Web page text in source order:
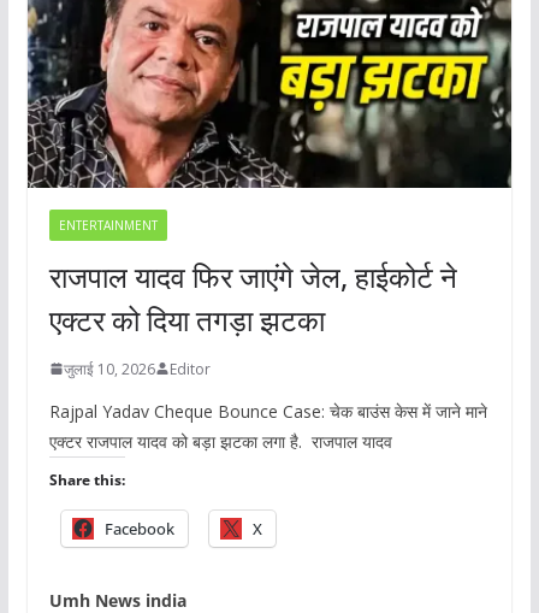
ENTERTAINMENT
राजपाल यादव फिर जाएंगे जेल, हाईकोर्ट ने
एक्टर को दिया तगड़ा झटका
जुलाई 10, 2026 Editor
Rajpal Yadav Cheque Bounce Case: चेक बाउंस केस में जाने माने
एक्टर राजपाल यादव को बड़ा झटका लगा है. राजपाल यादव
Share this:
Facebook X
Umh News india